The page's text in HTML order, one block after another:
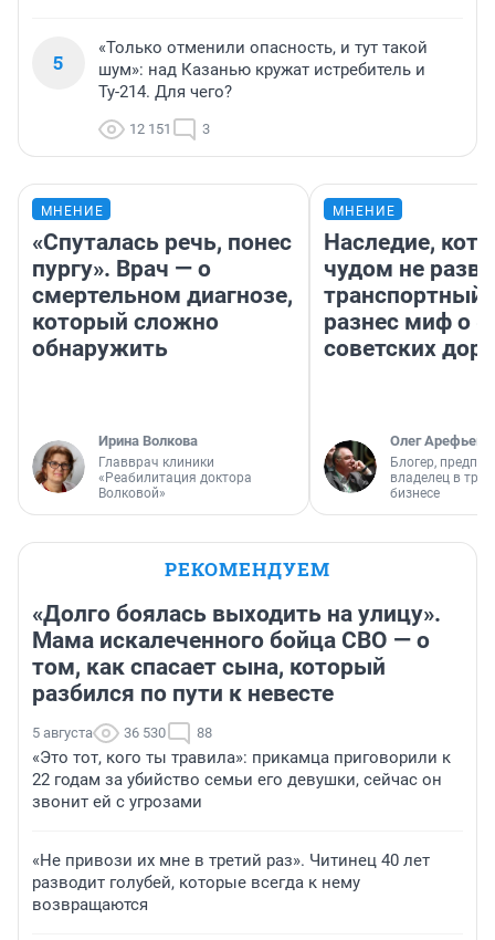
5
«Только отменили опасность, и тут такой
шум»: над Казанью кружат истребитель и
Ту-214. Для чего?
12 151 3
МНЕНИЕ
«Спуталась речь, понес
пургу». Врач — о
смертельном диагнозе,
который сложно
обнаружить
Ирина Волкова
Главврач клиники
«Реабилитация доктора
Волковой»
МНЕНИЕ
Наследие,
чудом не
транспортный
разнес миф о
советских
Олег Арефьев
Блогер,
владелец в
бизнесе
РЕКОМЕНДУЕМ
«Долго боялась выходить на улицу».
Мама искалеченного бойца СВО — о
том, как спасает сына, который
разбился по пути к невесте
5 августа 36 530 88
«Это тот, кого ты травила»: прикамца приговорили к
22 годам за убийство семьи его девушки, сейчас он
звонит ей с угрозами
«Не привози их мне в третий раз». Читинец 40 лет
разводит голубей, которые всегда к нему
возвращаются